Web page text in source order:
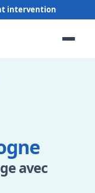
avec